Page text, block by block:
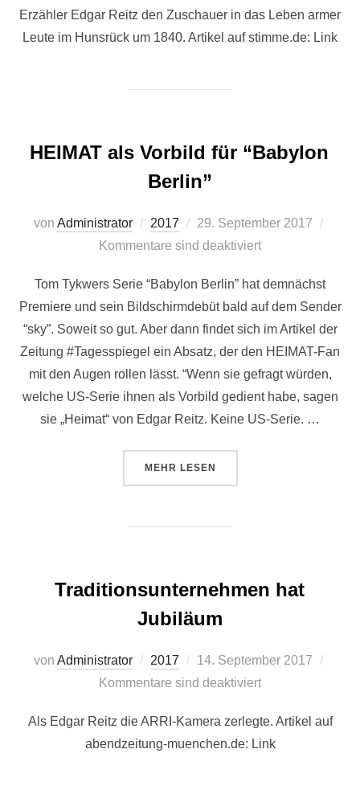
Erzähler Edgar Reitz den Zuschauer in das Leben armer
Leute im Hunsrück um 1840. Artikel auf stimme.de: Link
HEIMAT als Vorbild für “Babylon
Berlin”
von Administrator 2017
Veröffentlicht
am
29. September 2017
Kommentare sind deaktiviert
Tom Tykwers Serie “Babylon Berlin” hat demnächst
Premiere und sein Bildschirmdebüt bald auf dem Sender
“sky”. Soweit so gut. Aber dann findet sich im Artikel der
Zeitung #Tagesspiegel ein Absatz, der den HEIMAT-Fan
mit den Augen rollen lässt. “Wenn sie gefragt würden,
welche US-Serie ihnen als Vorbild gedient habe, sagen
sie „Heimat“ von Edgar Reitz. Keine US-Serie. …
MEHR ÜBER “HEIMAT ALS VORBILD
LESEN
Traditionsunternehmen hat
Jubiläum
von Administrator 2017
Veröffentlicht
am
14. September 2017
Kommentare sind deaktiviert
Als Edgar Reitz die ARRI-Kamera zerlegte. Artikel auf
abendzeitung-muenchen.de: Link